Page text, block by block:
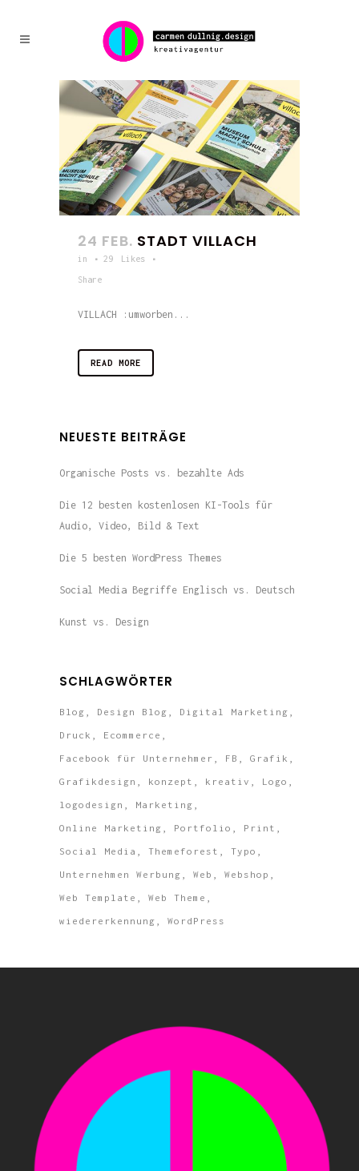
24 FEB. STADT VILLACH
in 29 Likes
Share
VILLACH :umworben...
READ MORE
NEUESTE BEITRÄGE
Organische Posts vs. bezahlte Ads
Die 12 besten kostenlosen KI-Tools für
Audio, Video, Bild & Text
Die 5 besten WordPress Themes
Social Media Begriffe Englisch vs. Deutsch
Kunst vs. Design
SCHLAGWÖRTER
Blog Design Blog Digital Marketing
Druck Ecommerce
Facebook für Unternehmer FB Grafik
Grafikdesign konzept kreativ Logo
logodesign Marketing
Online Marketing Portfolio Print
Social Media Themeforest Typo
Unternehmen Werbung Web Webshop
Web Template Web Theme
wiedererkennung WordPress